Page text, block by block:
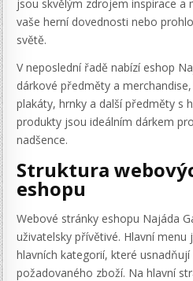
jsou skvělým zdrojem inspirace
vaše herní dovednosti nebo
světě.
V neposlední řadě nabízí eshop
dárkové předměty a
plakáty, hrnky a další předměty s
produkty jsou ideálním dárkem
nadšence.
Struktura
eshopu
Webové stránky eshopu Najáda
uživatelsky přívětivé. Hlavní
hlavních kategorií, které
požadovaného zboží. Na hlavní